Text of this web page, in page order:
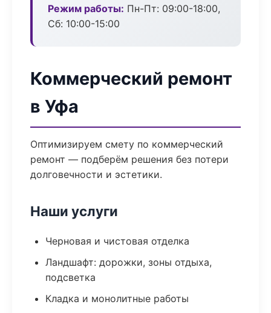
Режим работы: Пн-Пт: 09:00-18:00,
Сб: 10:00-15:00
Коммерческий ремонт
в Уфа
Оптимизируем смету по коммерческий
ремонт — подберём решения без потери
долговечности и эстетики.
Наши услуги
Черновая и чистовая отделка
Ландшафт: дорожки, зоны отдыха,
подсветка
Кладка и монолитные работы